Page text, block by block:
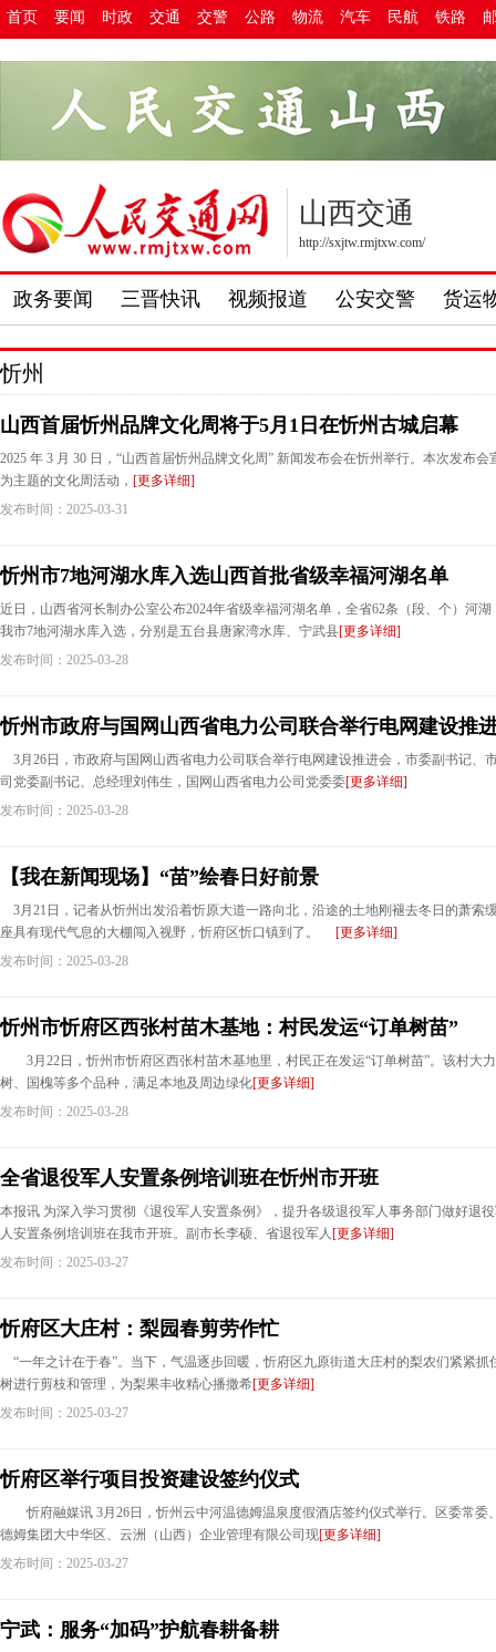
首页 要闻 时政 交通 交警 公路 物流 汽车 民航 铁路
山西交通
http://sxjtw.rmjtxw.com/
政务要闻 三晋快讯 视频报道 公安交警 货运
忻州
山西首届忻州品牌文化周将于5月1日在忻州古城启幕
2025 年 3 月 30 日，“山西首届忻州品牌文化周” 新闻发布会在忻州举行。本次发布
为主题的文化周活动， [更多详细]
发布时间：2025-03-31
忻州市7地河湖水库入选山西首批省级幸福河湖名单
近日，山西省河长制办公室公布2024年省级幸福河湖名单，全省62条（段、个）河
我市7地河湖水库入选，分别是五台县唐家湾水库、宁武县[更多详细]
发布时间：2025-03-28
忻州市政府与国网山西省电力公司联合举行电网建设推
3月26日，市政府与国网山西省电力公司联合举行电网建设推进会，市委副书记、
司党委副书记、总经理刘伟生，国网山西省电力公司党委委[更多详细]
发布时间：2025-03-28
【我在新闻现场】“苗”绘春日好前景
3月21日，记者从忻州出发沿着忻原大道一路向北，沿途的土地刚褪去冬日的萧索
座具有现代气息的大棚闯入视野，忻府区忻口镇到了。 [更多详细]
发布时间：2025-03-28
忻州市忻府区西张村苗木基地：村民发运“订单树苗”
3月22日，忻州市忻府区西张村苗木基地里，村民正在发运“订单树苗”。该村大
树、国槐等多个品种，满足本地及周边绿化[更多详细]
发布时间：2025-03-28
全省退役军人安置条例培训班在忻州市开班
本报讯 为深入学习贯彻《退役军人安置条例》，提升各级退役军人事务部门做好退
人安置条例培训班在我市开班。副市长李硕、省退役军人 [更多详细]
发布时间：2025-03-27
忻府区大庄村：梨园春剪劳作忙
“一年之计在于春”。当下，气温逐步回暖，忻府区九原街道大庄村的梨农们紧紧
树进行剪枝和管理，为梨果丰收精心播撒希[更多详细]
发布时间：2025-03-27
忻府区举行项目投资建设签约仪式
忻府融媒讯 3月26日，忻州云中河温德姆温泉度假酒店签约仪式举行。区委常委
德姆集团大中华区、云洲（山西）企业管理有限公司现[更多详细]
发布时间：2025-03-27
宁武：服务“加码”护航春耕备耕